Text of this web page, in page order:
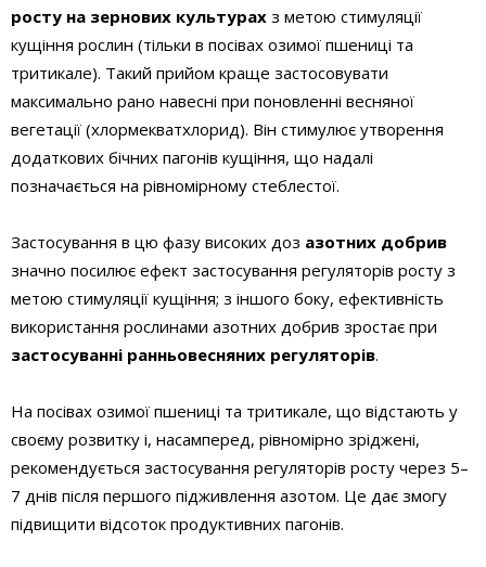
росту на зернових культурах з метою стимуляції
кущіння рослин (тільки в посівах озимої пшениці та
тритикале). Такий прийом краще застосовувати
максимально рано навесні при поновленні весняної
вегетації (хлормекватхлорид). Він стимулює утворення
додаткових бічних пагонів кущіння, що надалі
позначається на рівномірному стеблестої.
Застосування в цю фазу високих доз азотних добрив
значно посилює ефект застосування регуляторів росту з
метою стимуляції кущіння; з іншого боку, ефективність
використання рослинами азотних добрив зростає при
застосуванні ранньовесняних регуляторів.
На посівах озимої пшениці та тритикале, що відстають у
своєму розвитку і, насамперед, рівномірно зріджені,
рекомендується застосування регуляторів росту через 5–
7 днів після першого підживлення азотом. Це дає змогу
підвищити відсоток продуктивних пагонів.